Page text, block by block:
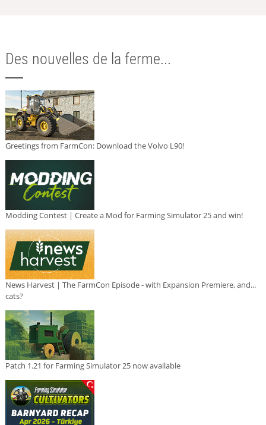
Des nouvelles de la ferme...
Greetings from FarmCon: Download the Volvo L90!
Modding Contest | Create a Mod for Farming Simulator 25 and win!
News Harvest | The FarmCon Episode - with Expansion Premiere, and...
cats?
Patch 1.21 for Farming Simulator 25 now available